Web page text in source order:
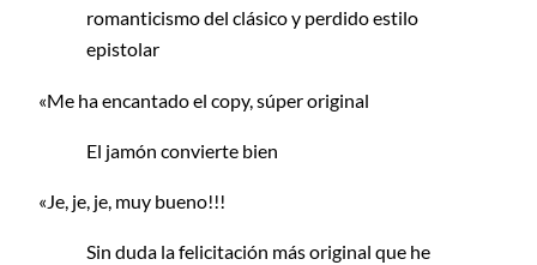
romanticismo del clásico y perdido estilo
epistolar
«Me ha encantado el copy, súper original
El jamón convierte bien
«Je, je, je, muy bueno!!!
Sin duda la felicitación más original que he